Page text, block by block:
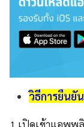
วิธีการยืนยั